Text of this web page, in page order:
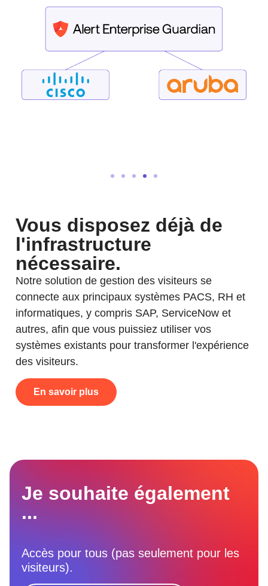
Vous disposez déjà de
l'infrastructure
nécessaire.
Notre solution de gestion des visiteurs se
connecte aux principaux systèmes PACS, RH et
informatiques, y compris SAP, ServiceNow et
autres, afin que vous puissiez utiliser vos
systèmes existants pour transformer l'expérience
des visiteurs.
En savoir plus
Je souhaite également
...
Accès pour tous (pas seulement pour les
visiteurs).